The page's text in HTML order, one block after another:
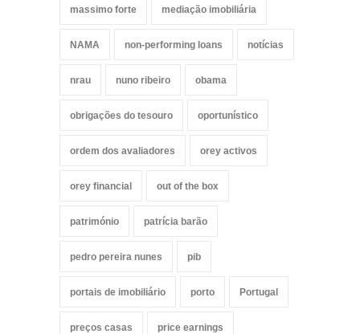
massimo forte mediação imobiliária
NAMA non-performing loans notícias
nrau nuno ribeiro obama
obrigações do tesouro oportunístico
ordem dos avaliadores orey activos
orey financial out of the box
património patrícia barão
pedro pereira nunes pib
portais de imobiliário porto Portugal
preços casas price earnings